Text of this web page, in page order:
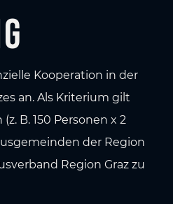
Kooperation in der
an. Als Kriterium gilt
B. 150 Personen x 2
der Region
Region Graz zu